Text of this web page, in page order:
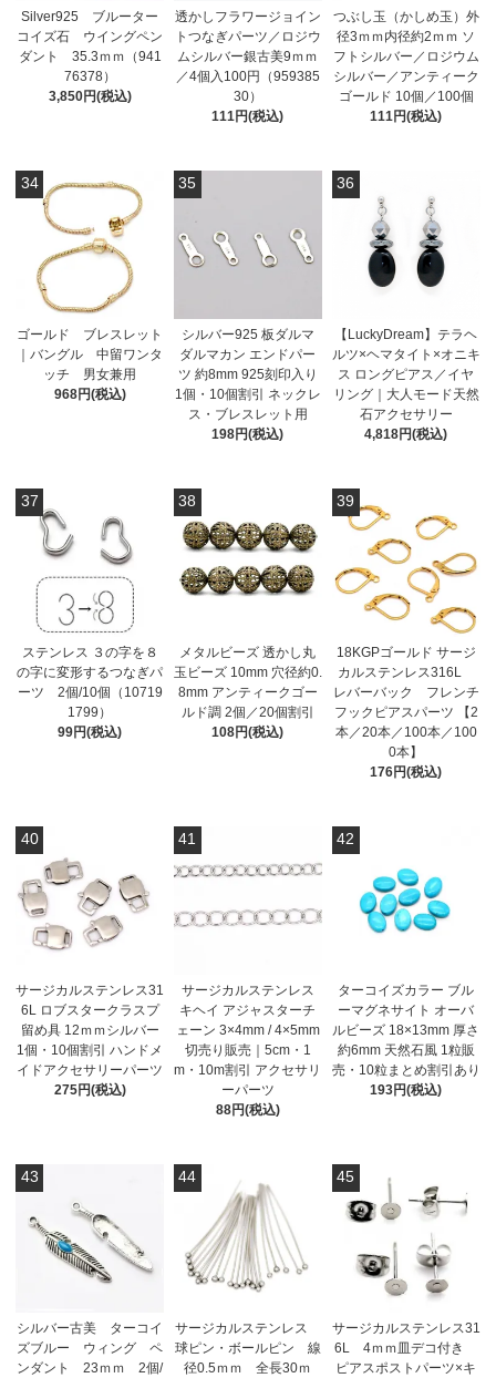
Silver925 ブルーター
コイズ石 ウイングペン
ダント 35.3ｍｍ（941
76378）
3,850円(税込)
透かしフラワージョイン
トつなぎパーツ／ロジウ
ムシルバー銀古美9ｍｍ
／4個入100円（959385
30）
111円(税込)
つぶし玉（かしめ玉）外
径3ｍｍ内径約2ｍｍ ソ
フトシルバー／ロジウム
シルバー／アンティーク
ゴールド 10個／100個
111円(税込)
34
ゴールド ブレスレット
｜バングル 中留ワンタ
ッチ 男女兼用
968円(税込)
35
シルバー925 板ダルマ
ダルマカン エンドパー
ツ 約8mm 925刻印入り
1個・10個割引 ネックレ
ス・ブレスレット用
198円(税込)
36
【LuckyDream】テラヘ
ルツ×ヘマタイト×オニキ
ス ロングピアス／イヤ
リング｜大人モード天然
石アクセサリー
4,818円(税込)
37
ステンレス ３の字を８
の字に変形するつなぎパ
ーツ 2個/10個（10719
1799）
99円(税込)
38
メタルビーズ 透かし丸
玉ビーズ 10mm 穴径約0.
8mm アンティークゴー
ルド調 2個／20個割引
108円(税込)
39
18KGPゴールド サージ
カルステンレス316L
レバーバック フレンチ
フックピアスパーツ 【2
本／20本／100本／100
0本】
176円(税込)
40
サージカルステンレス31
6L ロブスタークラスプ
留め具 12ｍｍシルバー
1個・10個割引 ハンドメ
イドアクセサリーパーツ
275円(税込)
41
サージカルステンレス
キヘイ アジャスターチ
ェーン 3×4mm / 4×5mm
切売り販売｜5cm・1
m・10m割引 アクセサリ
ーパーツ
88円(税込)
42
ターコイズカラー ブル
ーマグネサイト オーバ
ルビーズ 18×13mm 厚さ
約6mm 天然石風 1粒販
売・10粒まとめ割引あり
193円(税込)
43
シルバー古美 ターコイ
ズブルー ウィング ペ
ンダント 23ｍｍ 2個/
44
サージカルステンレス
球ピン・ボールピン 線
径0.5ｍｍ 全長30ｍ
45
サージカルステンレス31
6L 4ｍｍ皿デコ付き
ピアスポストパーツ×キ